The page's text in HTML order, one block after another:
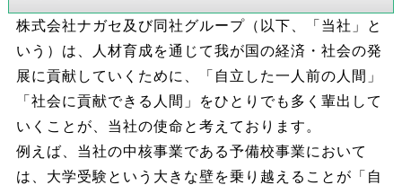
株式会社ナガセ及び同社グループ（以下、「当社」と
いう）は、人材育成を通じて我が国の経済・社会の発
展に貢献していくために、「自立した一人前の人間」
「社会に貢献できる人間」をひとりでも多く輩出して
いくことが、当社の使命と考えております。
例えば、当社の中核事業である予備校事業において
は、大学受験という大きな壁を乗り越えることが「自